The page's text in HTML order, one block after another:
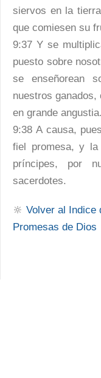
siervos en la
que comiesen su
9:37 Y se
puesto sobre
se enseñorean
nuestros
en grande angustia.
9:38 A causa,
fiel promesa, y la
príncipes, por
sacerdotes.
🔆 Volver al Indice
Promesas de Dios